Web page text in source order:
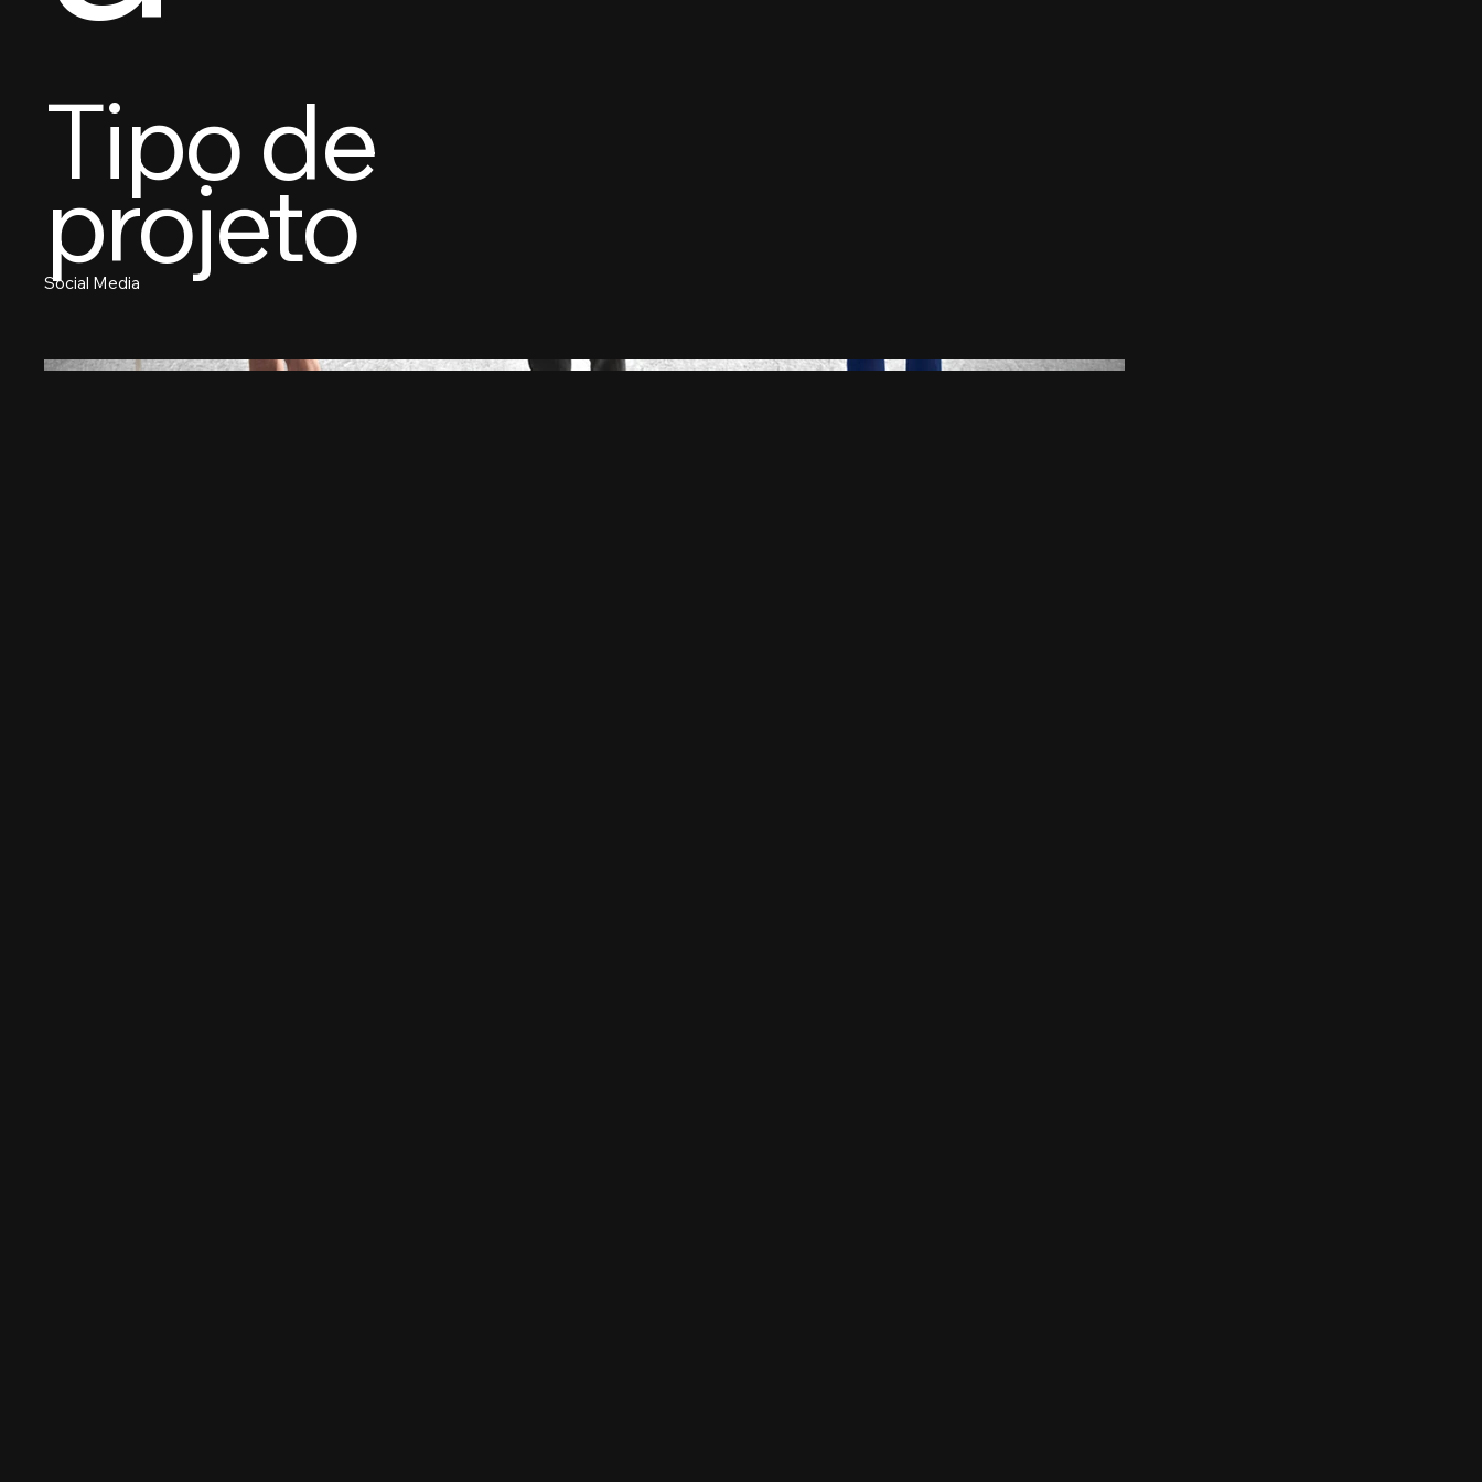
Tipo de
projeto
Social Media